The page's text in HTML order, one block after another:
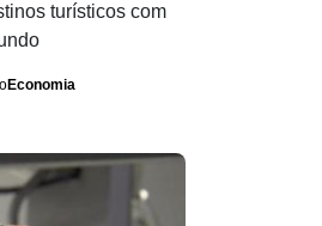
turísticos com
Economia